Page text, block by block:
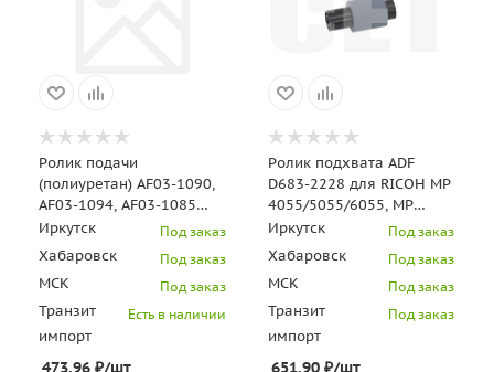
Ролик подачи
(полиуретан) AF03-1090,
AF03-1094, AF03-1085
для RICOH Aficio MP
C2011/MP CET341063U
Иркутск Под заказ
Хабаровск Под заказ
МСК Под заказ
Транзит
импорт
Есть в наличии
473.96 ₽/шт
Ролик подхвата ADF
D683-2228 для RICOH MP
4055/5055/6055, MP
C3004/C3503/C3504 (CET),
CET341132
Иркутск Под заказ
Хабаровск Под заказ
МСК Под заказ
Транзит
импорт
Под заказ
651.90₽/шт